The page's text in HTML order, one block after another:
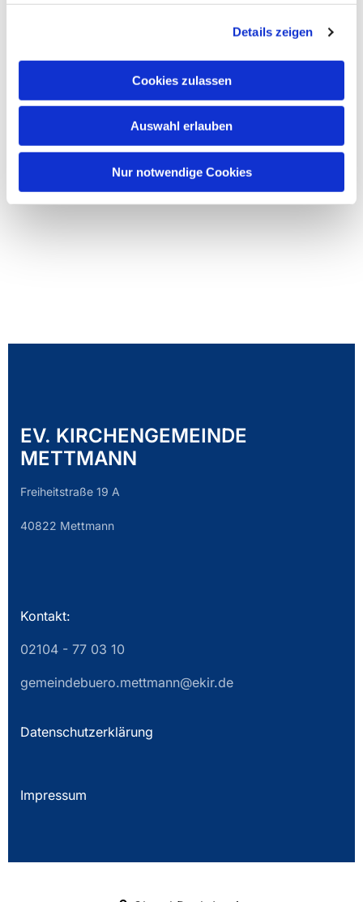
Details zeigen
Cookies zulassen
Auswahl erlauben
Nur notwendige Cookies
EV. KIRCHENGEMEINDE
METTMANN
Freiheitstraße 19 A
40822 Mettmann
Kontakt:
02104 - 77 03 10
gemeindebuero.mettmann@ekir.de
Datenschutzerklärung
Impressum